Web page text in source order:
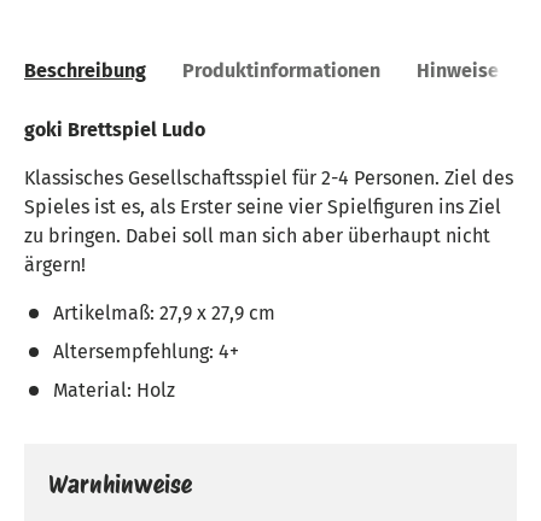
Beschreibung Produktinformationen Hinweise
goki Brettspiel Ludo
Klassisches Gesellschaftsspiel für 2-4 Personen. Ziel des
Spieles ist es, als Erster seine vier Spielfiguren ins Ziel
zu bringen. Dabei soll man sich aber überhaupt nicht
ärgern!
Artikelmaß: 27,9 x 27,9 cm
Altersempfehlung: 4+
Material: Holz
Warnhinweise